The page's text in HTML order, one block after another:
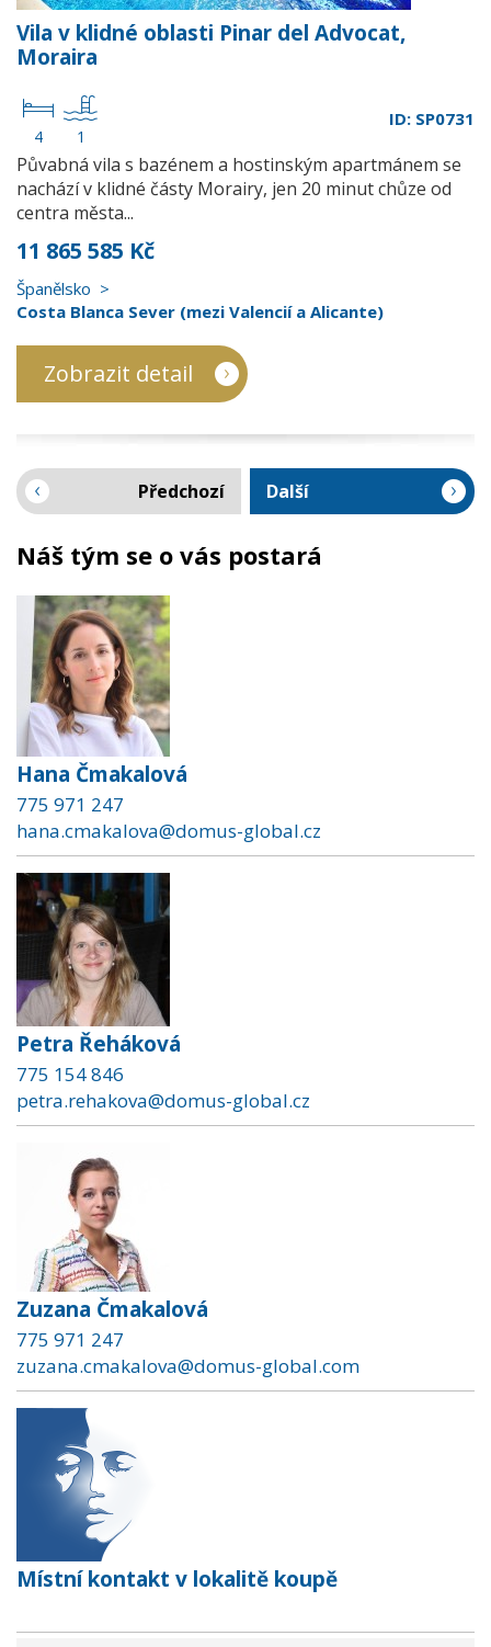
Vila v klidné oblasti Pinar del Advocat,
Moraira
4 1
ID: SP0731
Půvabná vila s bazénem a hostinským apartmánem se
nachází v klidné částy Morairy, jen 20 minut chůze od
centra města...
11 865 585 Kč
Španělsko
Costa Blanca Sever (mezi Valencií a Alicante)
Zobrazit detail
Předchozí Další
Náš tým se o vás postará
Hana Čmakalová
775 971 247
hana.cmakalova@domus-global.cz
Petra Řeháková
775 154 846
petra.rehakova@domus-global.cz
Zuzana Čmakalová
775 971 247
zuzana.cmakalova@domus-global.com
Místní kontakt v lokalitě koupě